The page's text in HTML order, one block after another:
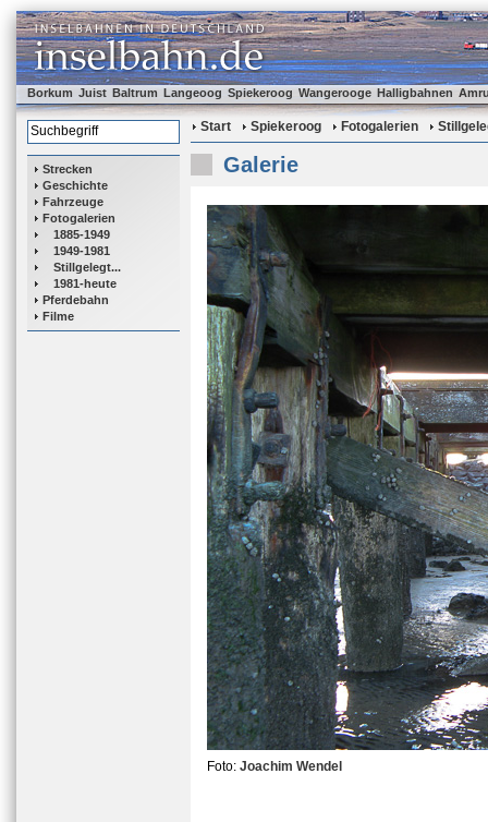
Borkum Juist Baltrum Langeoog Spiekeroog Wangerooge Halligbahnen
Strecken
Geschichte
Fahrzeuge
Fotogalerien
1885-1949
1949-1981
Stillgelegt...
1981-heute
Pferdebahn
Filme
Start Spiekeroog Fotogalerien
Galerie
Foto: Joachim Wendel